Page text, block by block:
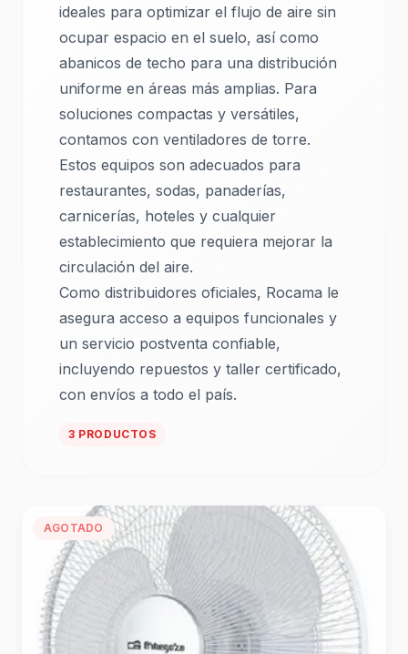
ideales para optimizar el flujo de aire sin
ocupar espacio en el suelo, así como
abanicos de techo para una distribución
uniforme en áreas más amplias. Para
soluciones compactas y versátiles,
contamos con ventiladores de torre.
Estos equipos son adecuados para
restaurantes, sodas, panaderías,
carnicerías, hoteles y cualquier
establecimiento que requiera mejorar la
circulación del aire.
Como distribuidores oficiales, Rocama le
asegura acceso a equipos funcionales y
un servicio postventa confiable,
incluyendo repuestos y taller certificado,
con envíos a todo el país.
3 PRODUCTOS
AGOTADO